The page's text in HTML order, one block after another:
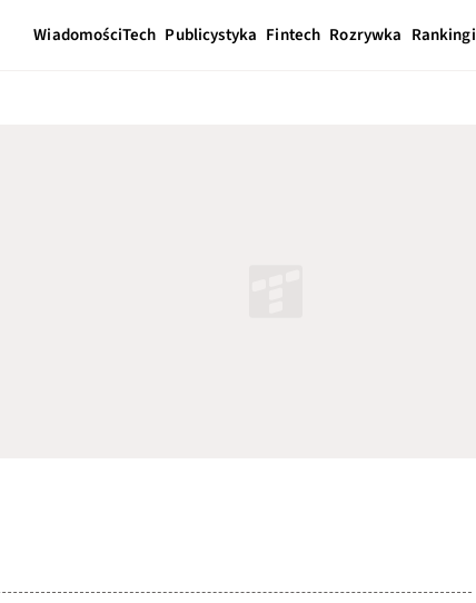
WiadomościTech Publicystyka Fintech Rozrywka Rankingi